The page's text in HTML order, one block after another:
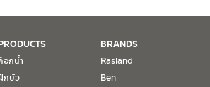
อกน้ำ
กบัว
BRANDS
Rasland
Ben